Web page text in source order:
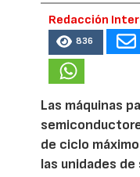
Redacción
836
Las máquinas
de ciclo
las unidades